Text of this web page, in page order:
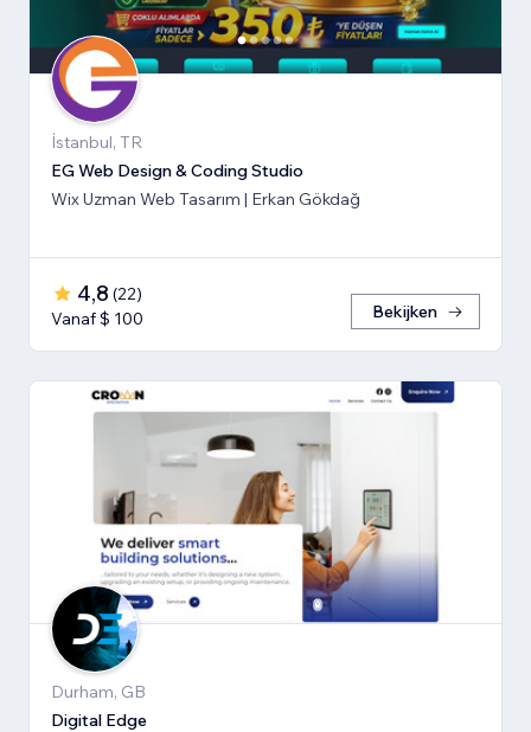
İstanbul, TR
EG Web Design & Coding Studio
Wix Uzman Web Tasarım | Erkan Gökdağ
4,8 (22)
Vanaf $ 100
Bekijken
Durham, GB
Digital Edge